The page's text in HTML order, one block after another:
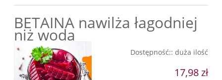
BETAINA nawilża łagodniej
niż woda
Dostępność:: duża ilość
17,98 zł